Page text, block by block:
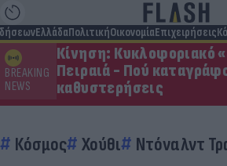
ΕλλάδαΠολιτικήΟικονομίαΕπιχειρήσεις
BREAKING
NEWS
Κίνηση: Κυκλοφοριακό
Πειραιά - Πού
καθυστερήσεις
Κόσμος Χούθι Ντόναλντ